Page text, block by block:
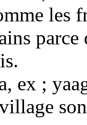
les
parce
ex ;